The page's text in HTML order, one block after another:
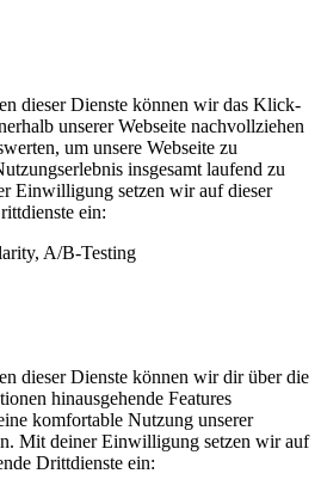
dieser Dienste können wir das Klick-
unserer Webseite nachvollziehen
um unsere Webseite zu
insgesamt laufend zu
Einwilligung setzen wir auf dieser
ein:
A/B-Testing
dieser Dienste können wir dir über die
hinausgehende Features
komfortable Nutzung unserer
Mit deiner Einwilligung setzen wir auf
Drittdienste ein: